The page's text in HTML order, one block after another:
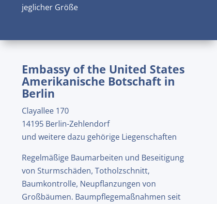
jeglicher Größe
Embassy of the United States
Amerikanische Botschaft in
Berlin
Clayallee 170
14195 Berlin-Zehlendorf
und weitere dazu gehörige Liegenschaften
Regelmäßige Baumarbeiten und Beseitigung
von Sturmschäden, Totholzschnitt,
Baumkontrolle, Neupflanzungen von
Großbäumen. Baumpflegemaßnahmen seit